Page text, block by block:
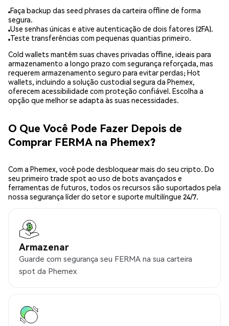
Faça backup das seed phrases da carteira offline de forma
segura.
Use senhas únicas e ative autenticação de dois fatores (2FA).
Teste transferências com pequenas quantias primeiro.
Cold wallets mantêm suas chaves privadas offline, ideais para
armazenamento a longo prazo com segurança reforçada, mas
requerem armazenamento seguro para evitar perdas; Hot
wallets, incluindo a solução custodial segura da Phemex,
oferecem acessibilidade com proteção confiável. Escolha a
opção que melhor se adapta às suas necessidades.
O Que Você Pode Fazer Depois de
Comprar FERMA na Phemex?
Com a Phemex, você pode desbloquear mais do seu cripto. Do
seu primeiro trade spot ao uso de bots avançados e
ferramentas de futuros, todos os recursos são suportados pela
nossa segurança líder do setor e suporte multilíngue 24/7.
Armazenar
Guarde com segurança seu FERMA na sua carteira
spot da Phemex